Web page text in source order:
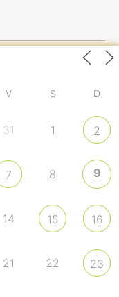
V S D
31 1 2
7 8 9
14 15 16
21 22 23